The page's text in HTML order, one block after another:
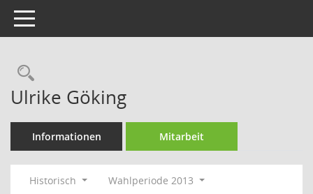
Toggle navigation
Rechercheauswahl
Ulrike Göking
Informationen Mitarbeit
Historisch Wahlperiode 2013